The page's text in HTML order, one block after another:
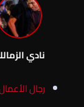
نادي
رجال